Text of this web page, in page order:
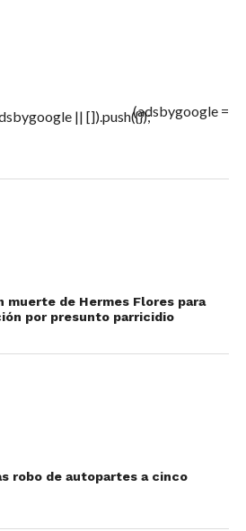
(adsbygoogle =
|| []).push({});
muerte de Hermes Flores para
por presunto parricidio
robo de autopartes a cinco